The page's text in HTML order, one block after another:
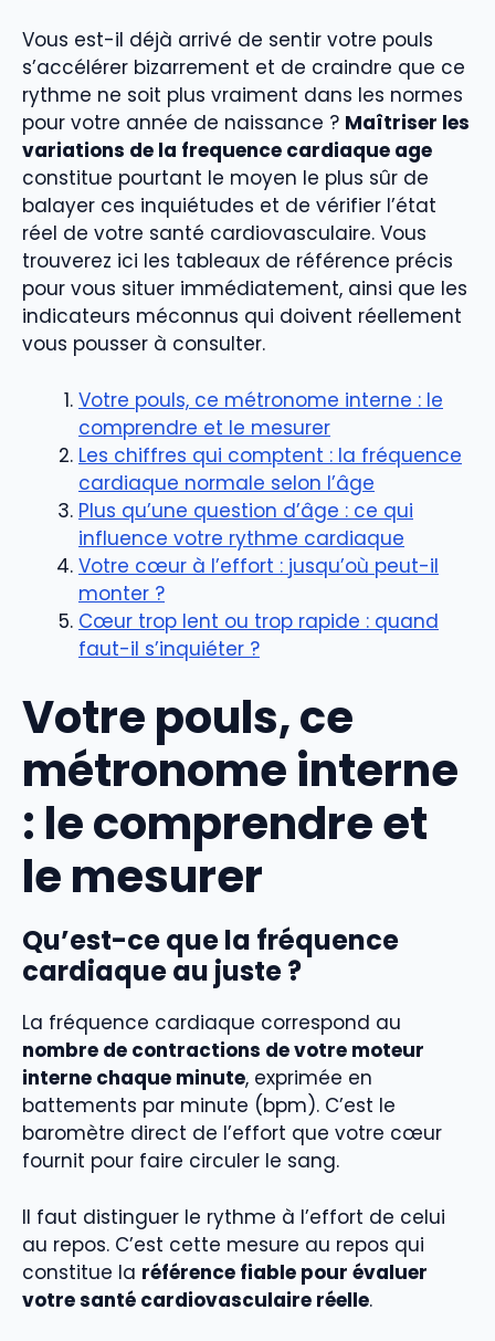
Vous est-il déjà arrivé de sentir votre pouls
s’accélérer bizarrement et de craindre que ce
rythme ne soit plus vraiment dans les normes
pour votre année de naissance ? Maîtriser les
variations de la frequence cardiaque age
constitue pourtant le moyen le plus sûr de
balayer ces inquiétudes et de vérifier l’état
réel de votre santé cardiovasculaire. Vous
trouverez ici les tableaux de référence précis
pour vous situer immédiatement, ainsi que les
indicateurs méconnus qui doivent réellement
vous pousser à consulter.
Votre pouls, ce métronome interne : le
comprendre et le mesurer
Les chiffres qui comptent : la fréquence
cardiaque normale selon l’âge
Plus qu’une question d’âge : ce qui
influence votre rythme cardiaque
Votre cœur à l’effort : jusqu’où peut-il
monter ?
Cœur trop lent ou trop rapide : quand
faut-il s’inquiéter ?
Votre pouls, ce
métronome interne
: le comprendre et
le mesurer
Qu’est-ce que la fréquence
cardiaque au juste ?
La fréquence cardiaque correspond au
nombre de contractions de votre moteur
interne chaque minute, exprimée en
battements par minute (bpm). C’est le
baromètre direct de l’effort que votre cœur
fournit pour faire circuler le sang.
Il faut distinguer le rythme à l’effort de celui
au repos. C’est cette mesure au repos qui
constitue la référence fiable pour évaluer
votre santé cardiovasculaire réelle.